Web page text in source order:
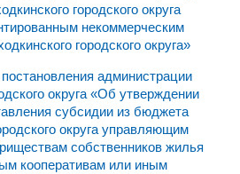
городского округа
некоммерческим
городского округа»
администрации
округа «Об утверждении
субсидии из бюджета
округа управляющим
собственников жилья
кооперативам или иным